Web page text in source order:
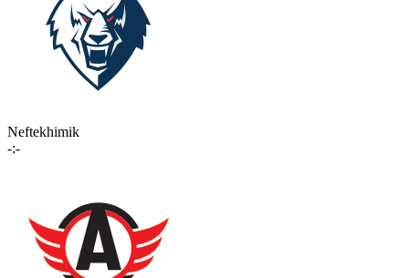
Neftekhimik
-:-